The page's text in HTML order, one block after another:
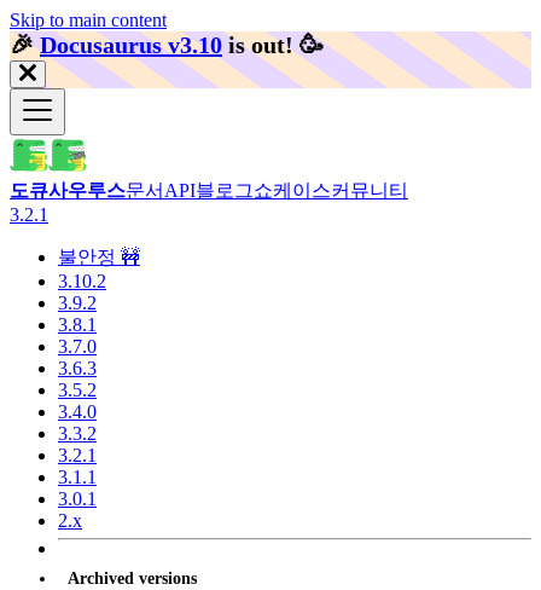
Skip to main content
🎉️Docusaurus v3.10 is out! 🥳️
도큐사우루스문서 API블로그쇼케이스커뮤니티
3.2.1
불안정 🚧
3.10.2
3.9.2
3.8.1
3.7.0
3.6.3
3.5.2
3.4.0
3.3.2
3.2.1
3.1.1
3.0.1
2.x
Archived versions